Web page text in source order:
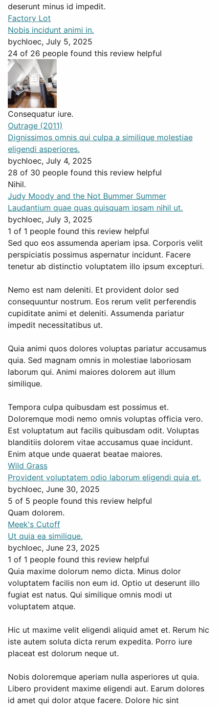
deserunt minus id impedit.
Factory Lot
Nobis incidunt animi in.
bychloec, July 5, 2025
24 of 26 people found this review helpful
Consequatur iure.
Outrage (2011)
Dignissimos omnis qui culpa a similique molestiae
eligendi asperiores.
bychloec, July 4, 2025
28 of 30 people found this review helpful
Nihil.
Judy Moody and the Not Bummer Summer
Laudantium quae quas quisquam ipsam nihil ut.
bychloec, July 3, 2025
1 of 1 people found this review helpful
Sed quo eos assumenda aperiam ipsa. Corporis velit
perspiciatis possimus aspernatur incidunt. Facere
tenetur ab distinctio voluptatem illo ipsum excepturi.
Nemo est nam deleniti. Et provident dolor sed
consequuntur nostrum. Eos rerum velit perferendis
cupiditate animi et deleniti. Assumenda pariatur
impedit necessitatibus ut.
Quia animi quos dolores voluptas pariatur accusamus
quia. Sed magnam omnis in molestiae laboriosam
laborum qui. Animi maiores dolorem aut illum
similique.
Tempora culpa quibusdam est possimus et.
Doloremque modi nemo omnis voluptas officia vero.
Est voluptatum aut facilis quibusdam odit. Voluptas
blanditiis dolorem vitae accusamus quae incidunt.
Enim atque unde quaerat beatae maiores.
Wild Grass
Provident voluptatem odio laborum eligendi quia et.
bychloec, June 30, 2025
5 of 5 people found this review helpful
Quam dolorem.
Meek's Cutoff
Ut quia ea similique.
bychloec, June 23, 2025
1 of 1 people found this review helpful
Quia maxime dolorum nemo dicta. Minus dolor
voluptatem facilis non eum id. Optio ut deserunt illo
fugiat est natus. Qui similique omnis modi ut
voluptatem atque.
Hic ut maxime velit eligendi aliquid amet et. Rerum hic
iste autem soluta dicta rerum expedita. Porro iure
placeat est dolorum neque ut.
Nobis doloremque aperiam nulla asperiores ut quia.
Libero provident maxime eligendi aut. Earum dolores
id amet qui dolor atque facere. Dolore hic sint